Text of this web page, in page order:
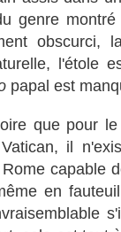
genre
obscurci,
l'étole
papal est
que pour
il
capable
en